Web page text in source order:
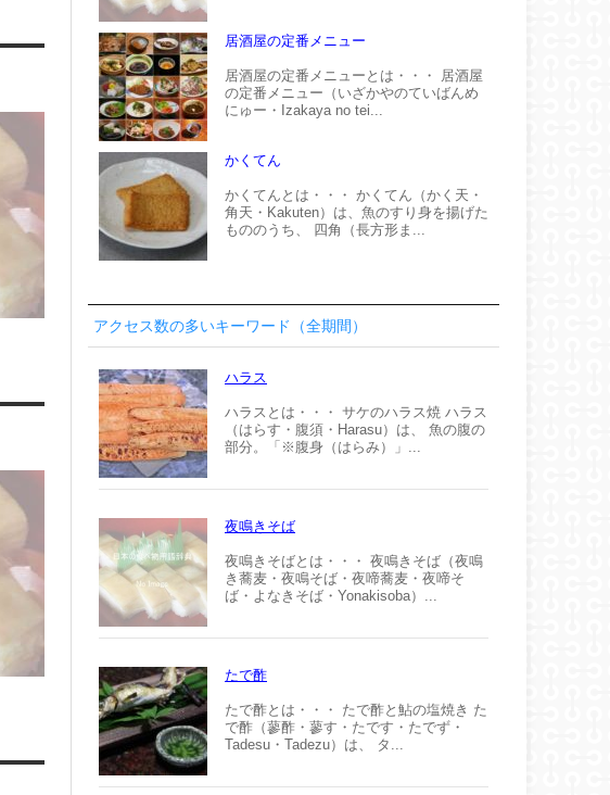
居酒屋の定番メニュー
居酒屋の定番メニューとは・・・ 居酒屋
の定番メニュー（いざかやのていばんめ
にゅー・Izakaya no tei...
かくてん
かくてんとは・・・ かくてん（かく天・
角天・Kakuten）は、魚のすり身を揚げた
もののうち、 四角（長方形ま...
アクセス数の多いキーワード（全期間）
ハラス
ハラスとは・・・ サケのハラス焼 ハラス
（はらす・腹須・Harasu）は、 魚の腹の
部分。「※腹身（はらみ）」...
夜鳴きそば
夜鳴きそばとは・・・ 夜鳴きそば（夜鳴
き蕎麦・夜鳴そば・夜啼蕎麦・夜啼そ
ば・よなきそば・Yonakisoba）...
たで酢
たで酢とは・・・ たで酢と鮎の塩焼き た
で酢（蓼酢・蓼す・たです・たでず・
Tadesu・Tadezu）は、 タ...